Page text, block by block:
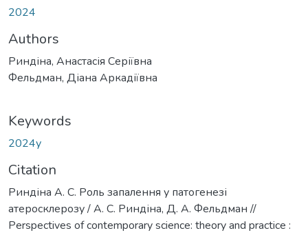
2024
Authors
Риндіна, Анастасія Серіївна
Фельдман, Діана Аркадіївна
Keywords
2024у
Citation
Риндіна А. С. Роль запалення у патогенезі
атеросклерозу / А. С. Риндіна, Д. А. Фельдман //
Perspectives of contemporary science: theory and practice :